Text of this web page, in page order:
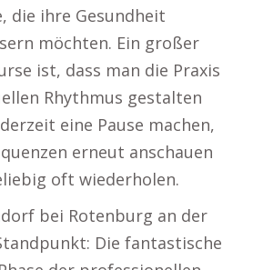
die ihre Gesundheit
möchten. Ein großer
ist, dass man die Praxis
Rhythmus gestalten
eine Pause machen,
erneut anschauen
oft wiederholen.
bei Rotenburg an der
Die fantastische